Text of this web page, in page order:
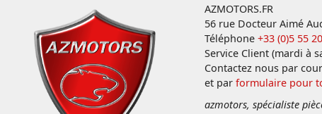
AZMOTORS.FR
56 rue Docteur Aimé
Téléphone +33 (0)5 55
Service Client (mardi à
Contactez nous par
et par formulaire pour
azmotors, spécialiste